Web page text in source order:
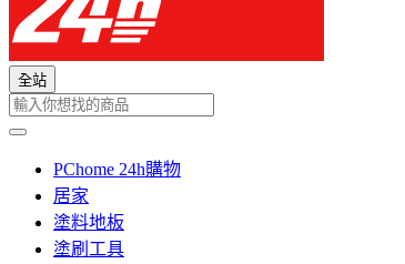
全站
PChome 24h購物
居家
塗料地板
塗刷工具